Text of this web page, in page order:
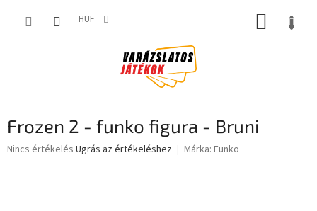
HUF KOSÁR
Frozen 2 - funko figura - Bruni
A
Nincs értékelés Ugrás az értékeléshez Márka: Funko